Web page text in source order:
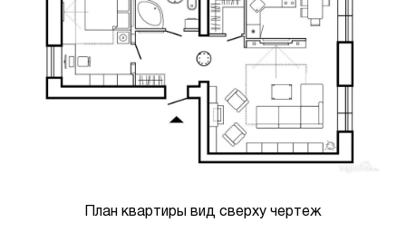
План квартиры вид сверху чертеж